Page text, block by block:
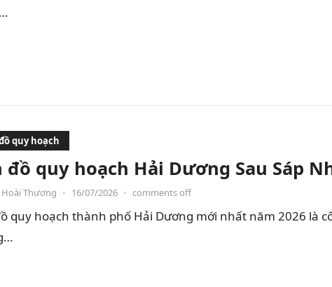
quy hoạch
đồ quy hoạch Hải Dương Sau Sáp
Hoài Thương • 16/07/2026 • comments off
quy hoạch thành phố Hải Dương mới nhất năm 2026